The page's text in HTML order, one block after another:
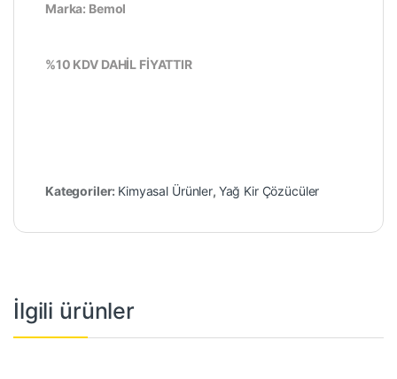
Marka: Bemol
%10 KDV DAHİL FİYATTIR
Kategoriler: Kimyasal Ürünler, Yağ Kir Çözücüler
İlgili ürünler